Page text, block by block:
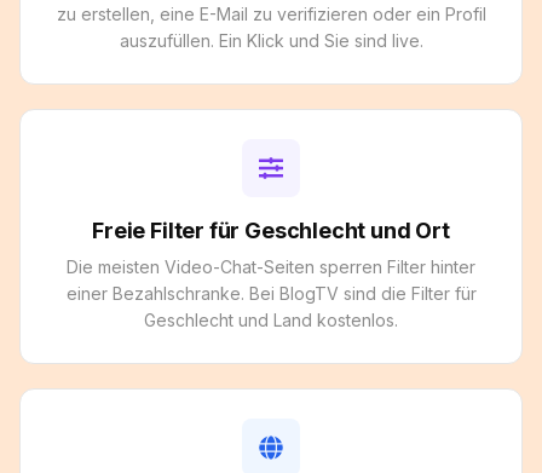
zu erstellen, eine E-Mail zu verifizieren oder ein Profil
auszufüllen. Ein Klick und Sie sind live.
Freie Filter für Geschlecht und Ort
Die meisten Video-Chat-Seiten sperren Filter hinter
einer Bezahlschranke. Bei BlogTV sind die Filter für
Geschlecht und Land kostenlos.